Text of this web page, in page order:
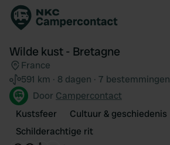
Wilde kust - Bretagne
France
591 km · 8 dagen · 7 bestemmingen
Door Campercontact
Kustsfeer
Cultuur & geschiedenis
Schilderachtige rit